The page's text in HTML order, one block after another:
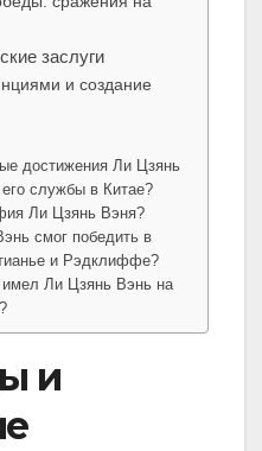
заслуги
и создание
достижения Ли Цзянь
службы в Китае?
Ли Цзянь Вэня?
смог победить в
и Рэдклиффе?
имел Ли Цзянь Вэнь на
и